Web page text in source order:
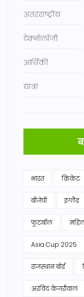
अंतरराष्ट्रीय
टेक्नोलॉजी
आर्थिकी
यात्रा
भारत क्रिकेट
बीजेपी इंग्लैंड
फुटबॉल
Asia Cup 2025
राजस्थान बोर्ड
अरविंद केजरीवाल